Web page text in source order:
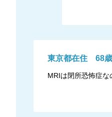
東京都在住 68歳
MRIは閉所恐怖症な